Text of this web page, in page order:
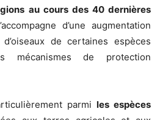
au cours des 40 dernières
d’une augmentation
de certaines espèces
mécanismes de protection
parmi les espèces